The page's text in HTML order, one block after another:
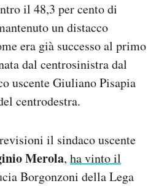
il 48,3 per cento di
un distacco
era già successo al primo
dal centrosinistra dal
uscente Giuliano Pisapia
centrodestra.
il sindaco uscente
Merola, ha vinto il
Borgonzoni della Lega